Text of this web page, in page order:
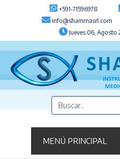
+591-71596978
info@shammasrl.com
Jueves 06, Agosto
MENÚ PRINCIPAL